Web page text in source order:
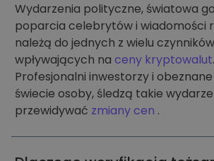
Wydarzenia polityczne, światowa
poparcia celebrytów i wiadomości
należą do jednych z wielu czynników
wpływających na ceny kryptowalut.
Profesjonalni inwestorzy i
świecie osoby, śledzą takie
przewidywać zmiany cen .